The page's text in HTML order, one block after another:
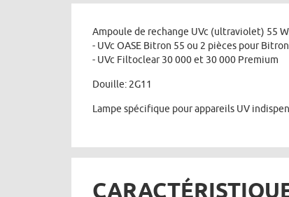
Ampoule de rechange UVc (ultraviolet) 55
- UVc OASE Bitron 55 ou 2 pièces pour
- UVc Filtoclear 30 000 et 30 000 Premium
Douille: 2G11
Lampe spécifique pour appareils UV